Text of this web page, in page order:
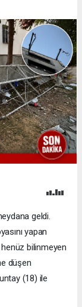
geldi.
yapan
bilinmeyen
düşen
(18) ile